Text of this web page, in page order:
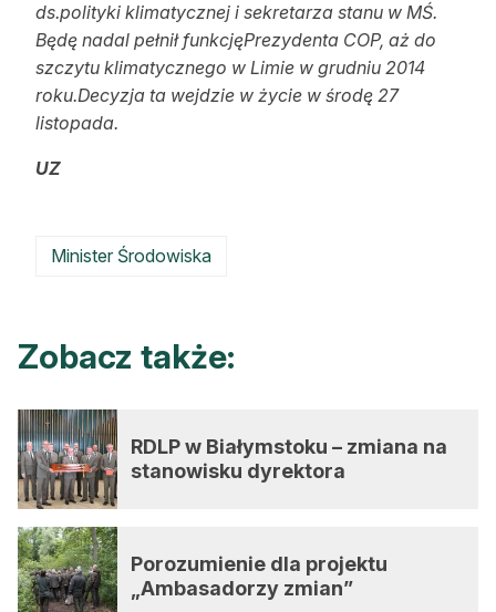
ds.polityki klimatycznej i sekretarza stanu w MŚ.
Będę nadal pełnił funkcjęPrezydenta COP, aż do
szczytu klimatycznego w Limie w grudniu 2014
roku.Decyzja ta wejdzie w życie w środę 27
listopada.
UZ
Minister Środowiska
Zobacz także:
RDLP w Białymstoku – zmiana na
stanowisku dyrektora
Porozumienie dla projektu
„Ambasadorzy zmian”